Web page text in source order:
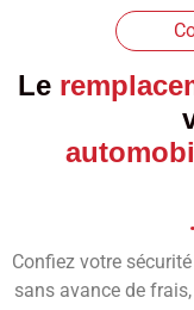
Le
Confiez votre
sans avance de